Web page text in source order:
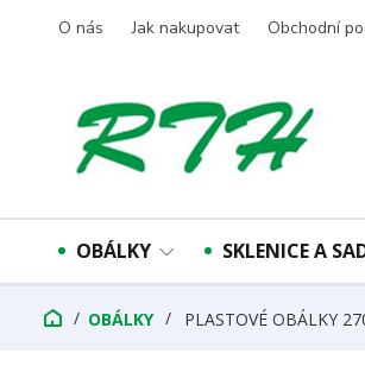
O nás Jak nakupovat Obchodní
OBÁLKY SKLENICE A
OBÁLKY PLASTOVÉ OBÁLKY